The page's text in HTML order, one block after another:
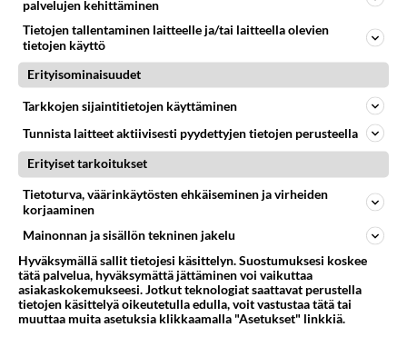
rakastaa myös romanttisia
pätkiä - Onko näistä joku
sinun suosikkisi?
palvelujen kehittäminen
Tietojen tallentaminen laitteelle ja/tai laitteella olevien
tietojen käyttö
Erityisominaisuudet
Tarkkojen sijaintitietojen käyttäminen
Tunnista laitteet aktiivisesti pyydettyjen tietojen perusteella
Erityiset tarkoitukset
Tietoturva, väärinkäytösten ehkäiseminen ja virheiden
korjaaminen
Mainonnan ja sisällön tekninen jakelu
Hyväksymällä sallit tietojesi käsittelyn. Suostumuksesi koskee
tätä palvelua, hyväksymättä jättäminen voi vaikuttaa
asiakaskokemukseesi. Jotkut teknologiat saattavat perustella
tietojen käsittelyä oikeutetulla edulla, voit vastustaa tätä tai
muuttaa muita asetuksia klikkaamalla "Asetukset" linkkiä.